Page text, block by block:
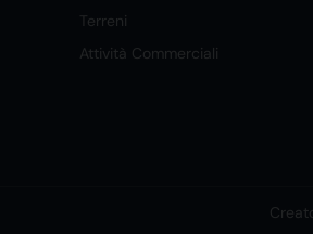
Terreni
Attività Commerciali